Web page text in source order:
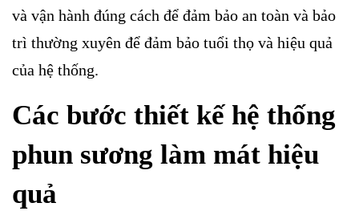
và vận hành đúng cách để đảm bảo an toàn và bảo
trì thường xuyên để đảm bảo tuổi thọ và hiệu quả
của hệ thống.
Các bước thiết kế hệ thống
phun sương làm mát hiệu
quả